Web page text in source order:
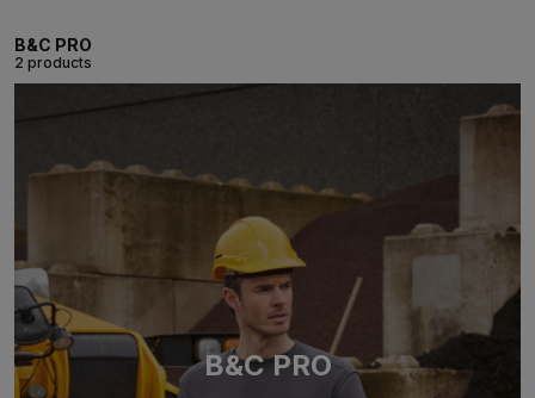
B&C PRO
2 products
B&C PRO